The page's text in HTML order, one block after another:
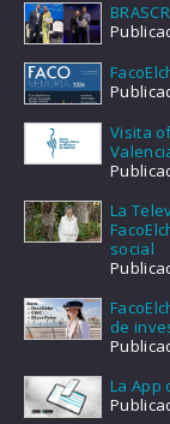
Visita
La
social
de
La App